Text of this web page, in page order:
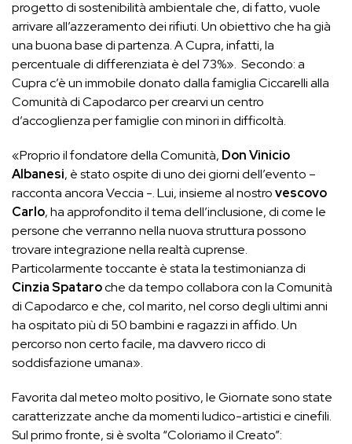
progetto di sostenibilità ambientale che, di fatto, vuole
arrivare all’azzeramento dei rifiuti. Un obiettivo che ha già
una buona base di partenza. A Cupra, infatti, la
percentuale di differenziata è del 73%». Secondo: a
Cupra c’è un immobile donato dalla famiglia Ciccarelli alla
Comunità di Capodarco per crearvi un centro
d’accoglienza per famiglie con minori in difficoltà.
«Proprio il fondatore della Comunità, Don Vinicio
Albanesi, è stato ospite di uno dei giorni dell’evento –
racconta ancora Veccia -. Lui, insieme al nostrovescovo
Carlo, ha approfondito il tema dell’inclusione, di come le
persone che verranno nella nuova struttura possono
trovare integrazione nella realtà cuprense.
Particolarmente toccante è stata la testimonianza di
Cinzia Spataroche da tempo collabora con la Comunità
di Capodarco e che, col marito, nel corso degli ultimi anni
ha ospitato più di 50 bambini e ragazzi in affido. Un
percorso non certo facile, ma davvero ricco di
soddisfazione umana».
Favorita dal meteo molto positivo, le Giornate sono state
caratterizzate anche da momenti ludico-artistici e cinefili.
Sul primo fronte, si è svolta “Coloriamo il Creato”: